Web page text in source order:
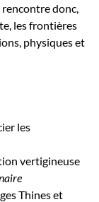
donc,
les frontières
physiques et
les
vertigineuse
Thines et